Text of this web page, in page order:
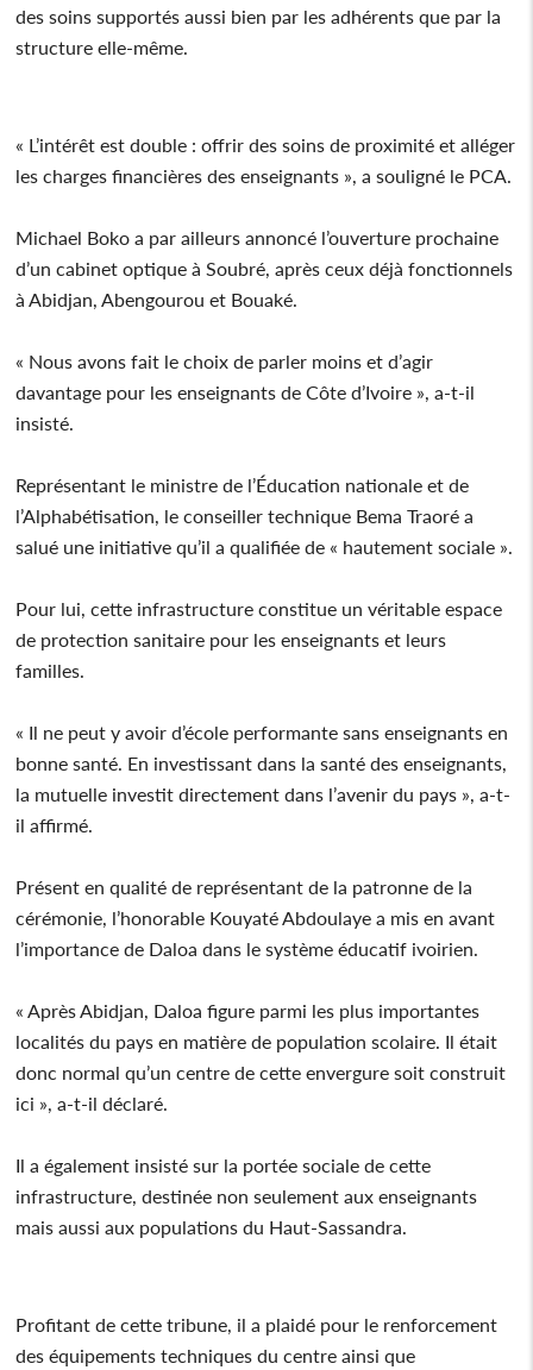
des soins supportés aussi bien par les adhérents que par la
structure elle-même.
« L’intérêt est double : offrir des soins de proximité et alléger
les charges financières des enseignants », a souligné le PCA.
Michael Boko a par ailleurs annoncé l’ouverture prochaine
d’un cabinet optique à Soubré, après ceux déjà fonctionnels
à Abidjan, Abengourou et Bouaké.
« Nous avons fait le choix de parler moins et d’agir
davantage pour les enseignants de Côte d’Ivoire », a-t-il
insisté.
Représentant le ministre de l’Éducation nationale et de
l’Alphabétisation, le conseiller technique Bema Traoré a
salué une initiative qu’il a qualifiée de « hautement sociale ».
Pour lui, cette infrastructure constitue un véritable espace
de protection sanitaire pour les enseignants et leurs
familles.
« Il ne peut y avoir d’école performante sans enseignants en
bonne santé. En investissant dans la santé des enseignants,
la mutuelle investit directement dans l’avenir du pays », a-t-
il affirmé.
Présent en qualité de représentant de la patronne de la
cérémonie, l’honorable Kouyaté Abdoulaye a mis en avant
l’importance de Daloa dans le système éducatif ivoirien.
« Après Abidjan, Daloa figure parmi les plus importantes
localités du pays en matière de population scolaire. Il était
donc normal qu’un centre de cette envergure soit construit
ici », a-t-il déclaré.
Il a également insisté sur la portée sociale de cette
infrastructure, destinée non seulement aux enseignants
mais aussi aux populations du Haut-Sassandra.
Profitant de cette tribune, il a plaidé pour le renforcement
des équipements techniques du centre ainsi que